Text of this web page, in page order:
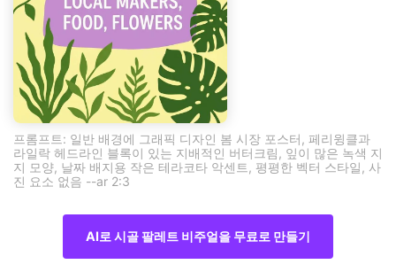
프롬프트: 일반 배경에 그래픽 디자인 봄 시장 포스터, 페리윙클과
라일락 헤드라인 블록이 있는 지배적인 버터크림, 잎이 많은 녹색 지
지 모양, 날짜 배지용 작은 테라코타 악센트, 평평한 벡터 스타일, 사
진 요소 없음 --ar 2:3
AI로 시골 팔레트 비주얼을 무료로 만들기